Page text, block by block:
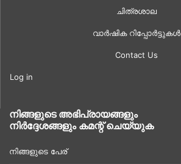
ചിത്രശാല
വാർഷിക റിപ്പോർട്ടുകൾ
Contact Us
Log in
നിങ്ങളുടെ അഭിപ്രായങ്ങളും
നിർദ്ദേശങ്ങളും കമന്റ് ചെയ്യുക
നിങ്ങളുടെ പേര്